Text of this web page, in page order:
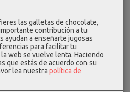
las galletas de chocolate,
contribución a tu
ayudan a enseñarte jugosas
para facilitar tu
web se vuelve lenta. Haciendo
que estás de acuerdo con su
lea nuestra política de